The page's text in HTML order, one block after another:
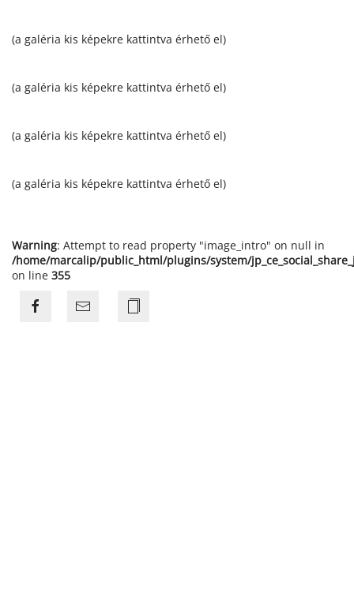
(a galéria kis képekre kattintva érhető el)
(a galéria kis képekre kattintva érhető el)
(a galéria kis képekre kattintva érhető el)
(a galéria kis képekre kattintva érhető el)
Warning: Attempt to read property "image_intro" on null in
/home/marcalip/public_html/plugins/system/
on line 355